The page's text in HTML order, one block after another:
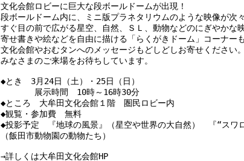
文化会館ロビーに巨大な段ボールドームが出現！
段ボールドーム内に、ミニ版プラネタリウムのような映像が次
すぐ目の前で広がる星空、自然、ＳＬ、動物などのにぎやかな
寄せ書きや絵などを自由に描ける「らくがきドーム」コーナーも
文化会館やおむタンへのメッセージもどしどしお寄せください。
みなさまのご来場をお待ちしています。
◆とき　3月24日（土）・25日（日）
展示時間　10時～16時30分
◆ところ　大牟田文化会館１階　圏民ロビー内
◆観覧・参加費　無料
◆投影予定　『地球の風景』（星空や世界の大自然）　『“ス
（飯田市動物園の動物たち）